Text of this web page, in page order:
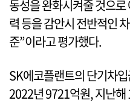
동성을 완화시켜줄 것으
력 등을 감안시 전반적인
준”이라고 평가했다.
SK에코플랜트의 단기차
2022년 9721억원, 지난